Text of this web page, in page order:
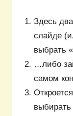
Здесь
слайде
выбрать
…либо
самом